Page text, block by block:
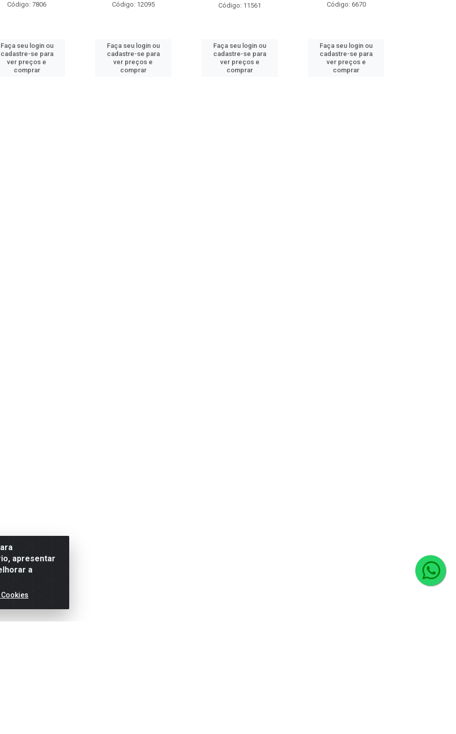
Código: 7806
Faça seu login ou
cadastre-se para
ver preços e
comprar
Código: 12095
Faça seu login ou
cadastre-se para
ver preços e
comprar
Código: 11561
Faça seu login ou
cadastre-se para
ver preços e
comprar
Código: 6670
Faça seu login ou
cadastre-se para
ver preços e
comprar
apresentar
a